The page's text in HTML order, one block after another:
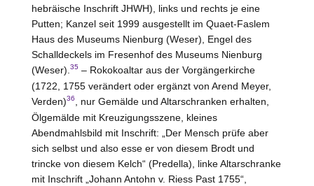
hebräische Inschrift JHWH), links und rechts je eine
Putten; Kanzel seit 1999 ausgestellt im Quaet-Faslem
Haus des Museums Nienburg (Weser), Engel des
Schalldeckels im Fresenhof des Museums Nienburg
(Weser).35– Rokokoaltar aus der Vorgängerkirche
(1722, 1755 verändert oder ergänzt von Arend Meyer,
Verden)36, nur Gemälde und Altarschranken erhalten,
Ölgemälde mit Kreuzigungsszene, kleines
Abendmahlsbild mit Inschrift: „Der Mensch prüfe aber
sich selbst und also esse er von diesem Brodt und
trincke von diesem Kelch“ (Predella), linke Altarschranke
mit Inschrift „Johann Antohn v. Riess Past 1755“,